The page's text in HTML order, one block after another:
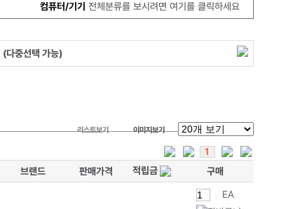
컴퓨터/기기 전체분류를 보시려면 여기를 클릭하세요
(다중선택 가능)
리스트보기 이미지보기
1
브랜드 판매가격 적립금 구매
EA